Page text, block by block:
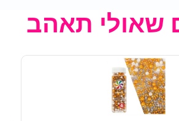
שאולי תאהב